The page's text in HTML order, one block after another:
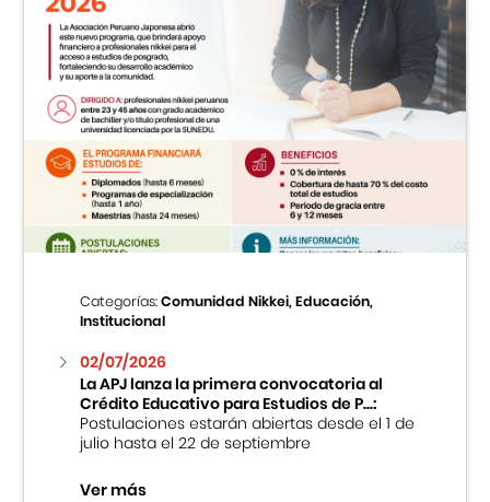
Categorías:Comunidad Nikkei, Educación,
Institucional
02/07/2026
La APJ lanza la primera convocatoria al
Crédito Educativo para Estudios de P...:
Postulaciones estarán abiertas desde el 1 de
julio hasta el 22 de septiembre
Ver más